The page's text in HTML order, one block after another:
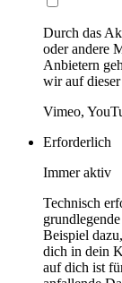
Durch das
oder andere
Anbietern
wir auf
Vimeo,
Erforderlich
Immer aktiv
Technisch
Beispiel
dich in dein
auf dich ist